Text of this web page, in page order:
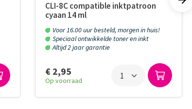
CLI-8C compatible inktpatroon
cyaan 14 ml
Voor 16.00 uur besteld, morgen in huis!
Speciaal ontwikkelde toner en inkt
Altijd 2 jaar garantie
€ 2,95
Op voorraad